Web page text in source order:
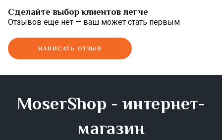
Сделайте выбор клиентов легче
Отзывов еще нет — ваш может стать первым
НАПИСАТЬ ОТЗЫВ
MoserShop - интернет-
магазин